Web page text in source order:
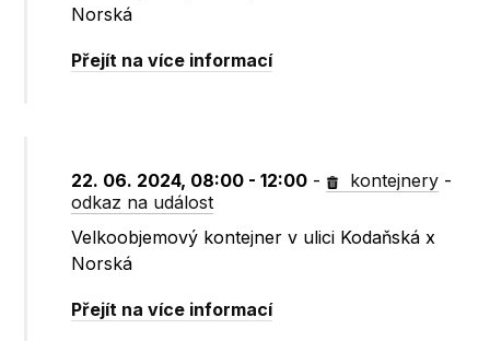
Norská
Přejít na více informací
22. 06. 2024, 08:00 - 12:00 - kontejnery -
odkaz na událost
Velkoobjemový kontejner v ulici Kodaňská x
Norská
Přejít na více informací